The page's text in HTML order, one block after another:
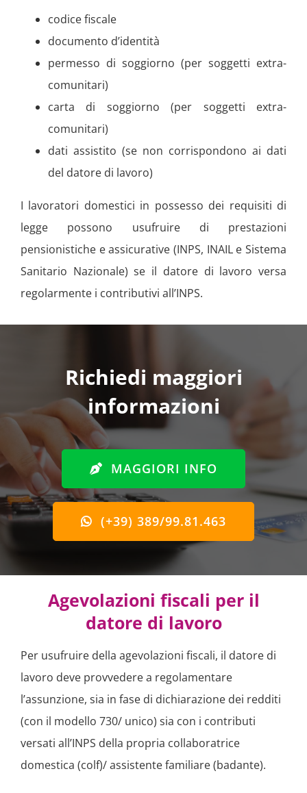
codice fiscale
documento d’identità
permesso di soggiorno (per soggetti extra-
comunitari)
carta di soggiorno (per soggetti extra-
comunitari)
dati assistito (se non corrispondono ai dati
del datore di lavoro)
I lavoratori domestici in possesso dei requisiti di
legge possono usufruire di prestazioni
pensionistiche e assicurative (INPS, INAIL e Sistema
Sanitario Nazionale) se il datore di lavoro versa
regolarmente i contributivi all’INPS.
Richiedi maggiori
informazioni
MAGGIORI INFO
(+39) 389/99.81.463
Agevolazioni fiscali per il
datore di lavoro
Per usufruire della agevolazioni fiscali, il datore di
lavoro deve provvedere a regolamentare
l’assunzione, sia in fase di dichiarazione dei redditi
(con il modello 730/ unico) sia con i contributi
versati all’INPS della propria collaboratrice
domestica (colf)/ assistente familiare (badante).